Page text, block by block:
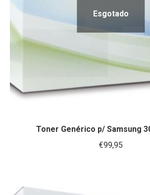
Esgotado
Toner Genérico p/ Samsung
€99,95